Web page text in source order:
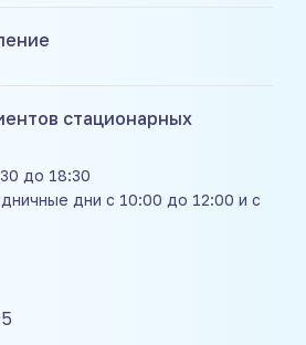
стационарных
до 18:30
дни с 10:00 до 12:00 и с